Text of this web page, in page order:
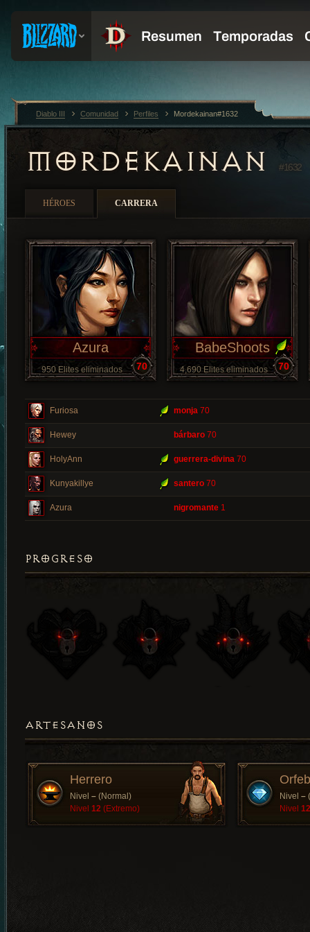
MORDEKAINAN #1632
HÉROES CARRERA
Azura
950 Elites eliminados 70
BabeShoots
4,690 Elites eliminados 70
Furiosa monja 70
Hewey bárbaro 70
HolyAnn guerrera-divina 70
Kunyakillye santero 70
Azura nigromante 1
PROGRESO
ARTESANOS
Herrero
Nivel – (Normal)
Nivel 12 (Extremo)
Nivel –
Nivel 12
Diablo III Comunidad Perfiles Mordekainan#1632